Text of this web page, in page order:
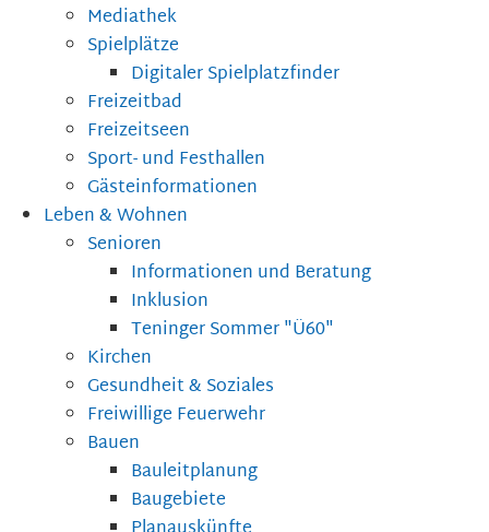
Mediathek
Spielplätze
Digitaler Spielplatzfinder
Freizeitbad
Freizeitseen
Sport- und Festhallen
Gästeinformationen
Leben & Wohnen
Senioren
Informationen und Beratung
Inklusion
Teninger Sommer "Ü60"
Kirchen
Gesundheit & Soziales
Freiwillige Feuerwehr
Bauen
Bauleitplanung
Baugebiete